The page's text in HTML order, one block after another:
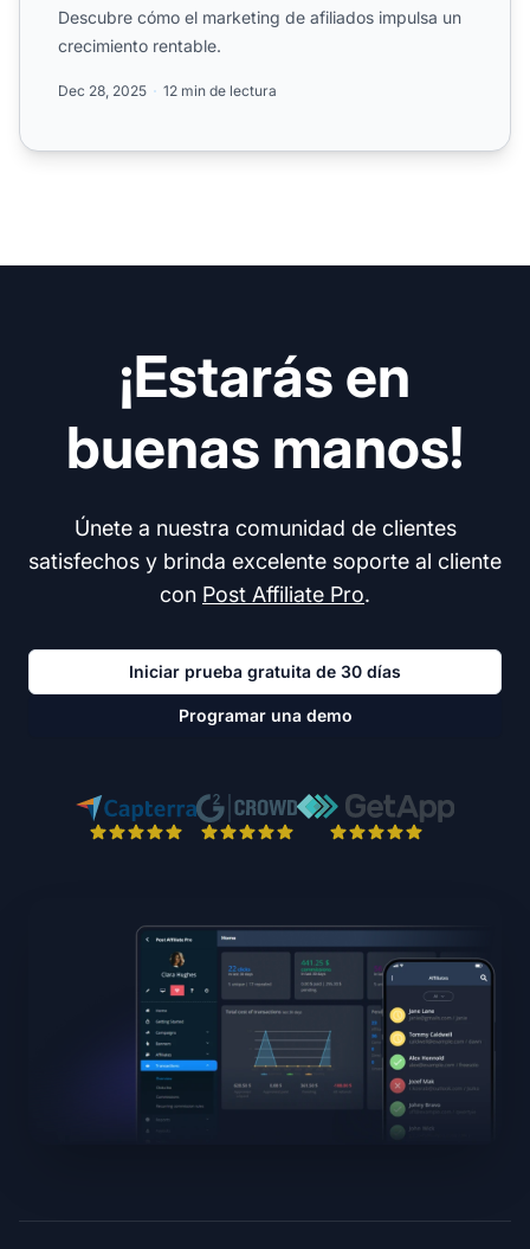
Descubre cómo el marketing de afiliados impulsa un
crecimiento rentable.
Dec 28, 2025 12 min de lectura
¡Estarás en
buenas manos!
Únete a nuestra comunidad de clientes
satisfechos y brinda excelente soporte al cliente
con Post Affiliate Pro.
Iniciar prueba gratuita de 30 días
Programar una demo